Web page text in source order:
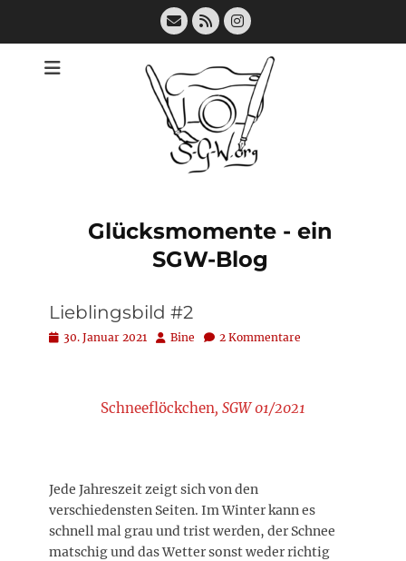
E-
Mail
FeedInstagram
Glücksmomente - ein
SGW-Blog
Lieblingsbild #2
Posted
30. Januar 2021 Autor
Bine 2 Kommentare
Schneeflöckchen, SGW 01/2021
Jede Jahreszeit zeigt sich von den
verschiedensten Seiten. Im Winter kann es
schnell mal grau und trist werden, der Schnee
matschig und das Wetter sonst weder richtig